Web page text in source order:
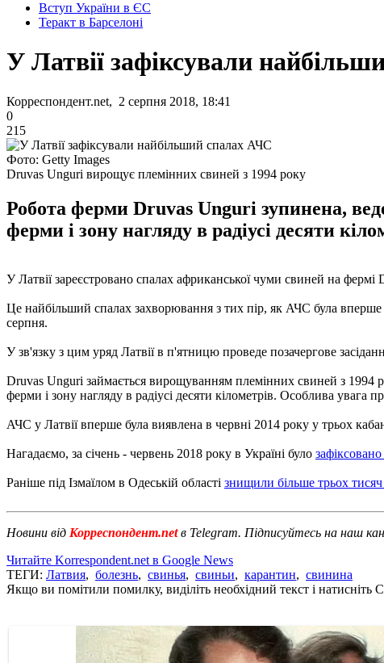
Вступ України в ЄС
Теракт в Барселоні
У Латвії зафіксували
Корреспондент.net, 2 серпня 2018, 18:41
0
215
Фото: Getty Images
Druvas Unguri вирощує племінних свиней з 1994 року
Робота ферми Druvas Unguri зупинена,
ферми і зону нагляду в радіусі десяти
У Латвії зареєстровано спалах африканської чуми свиней на
Це найбільший спалах захворювання з тих пір, як АЧС була вперше
серпня.
У зв'язку з цим уряд Латвії в п'ятницю проведе позачергове
Druvas Unguri займається вирощуванням племінних свиней з 1994
ферми і зону нагляду в радіусі десяти кілометрів. Особлива увага
АЧС у Латвії вперше була виявлена ​​в червні 2014 року у трьох
Нагадаємо, за січень - червень 2018 року в Україні було
Раніше під Ізмаїлом в Одеській області знищили більше трьох
Новини від Корреспондент.netв Telegram. Підписуйтесь на наш
Читайте Korrespondent.net в Google News
ТЕГИ: Латвия, болезнь, свинья, свиньи, карантин, свинина
Якщо ви помітили помилку, виділіть необхідний текст і